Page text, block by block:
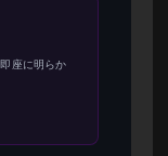
座に明らか